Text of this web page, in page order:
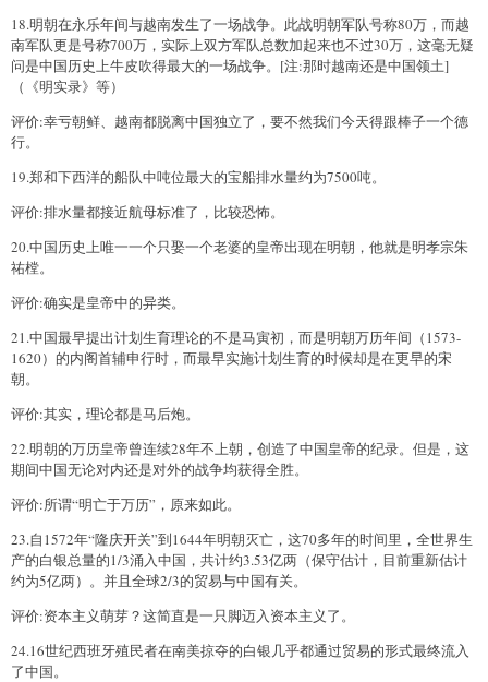
18.明朝在永乐年间与越南发生了一场战争。此战明朝军队号称80万，而越
南军队更是号称700万，实际上双方军队总数加起来也不过30万，这毫无疑
问是中国历史上牛皮吹得最大的一场战争。[注:那时越南还是中国领土]
（《明实录》等）
评价:幸亏朝鲜、越南都脱离中国独立了，要不然我们今天得跟棒子一个德
行。
19.郑和下西洋的船队中吨位最大的宝船排水量约为7500吨。
评价:排水量都接近航母标准了，比较恐怖。
20.中国历史上唯一一个只娶一个老婆的皇帝出现在明朝，他就是明孝宗朱
祐樘。
评价:确实是皇帝中的异类。
21.中国最早提出计划生育理论的不是马寅初，而是明朝万历年间（1573-
1620）的内阁首辅申行时，而最早实施计划生育的时候却是在更早的宋
朝。
评价:其实，理论都是马后炮。
22.明朝的万历皇帝曾连续28年不上朝，创造了中国皇帝的纪录。但是，这
期间中国无论对内还是对外的战争均获得全胜。
评价:所谓“明亡于万历”，原来如此。
23.自1572年“隆庆开关”到1644年明朝灭亡，这70多年的时间里，全世界生
产的白银总量的1/3涌入中国，共计约3.53亿两（保守估计，目前重新估计
约为5亿两）。并且全球2/3的贸易与中国有关。
评价:资本主义萌芽？这简直是一只脚迈入资本主义了。
24.16世纪西班牙殖民者在南美掠夺的白银几乎都通过贸易的形式最终流入
了中国。